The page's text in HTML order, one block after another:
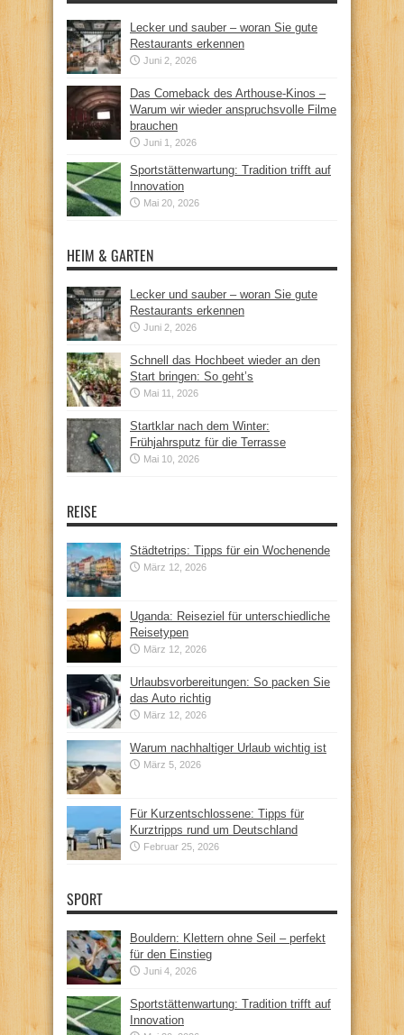
Lecker und sauber – woran Sie gute
Restaurants erkennen
Juni 2, 2026
Das Comeback des Arthouse-Kinos –
Warum wir wieder anspruchsvolle Filme
brauchen
Juni 1, 2026
Sportstättenwartung: Tradition trifft auf
Innovation
Mai 20, 2026
HEIM & GARTEN
Lecker und sauber – woran Sie gute
Restaurants erkennen
Juni 2, 2026
Schnell das Hochbeet wieder an den
Start bringen: So geht’s
Mai 11, 2026
Startklar nach dem Winter:
Frühjahrsputz für die Terrasse
Mai 10, 2026
REISE
Städtetrips: Tipps für ein Wochenende
März 12, 2026
Uganda: Reiseziel für unterschiedliche
Reisetypen
März 12, 2026
Urlaubsvorbereitungen: So packen Sie
das Auto richtig
März 12, 2026
Warum nachhaltiger Urlaub wichtig ist
März 5, 2026
Für Kurzentschlossene: Tipps für
Kurztripps rund um Deutschland
Februar 25, 2026
SPORT
Bouldern: Klettern ohne Seil – perfekt
für den Einstieg
Juni 4, 2026
Sportstättenwartung: Tradition trifft auf
Innovation